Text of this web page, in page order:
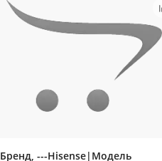
Бренд, ---Hisense|Модель